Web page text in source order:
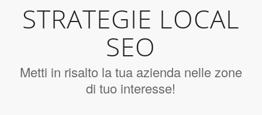
STRATEGIE LOCAL
SEO
Metti in risalto la tua azienda nelle zone
di tuo interesse!